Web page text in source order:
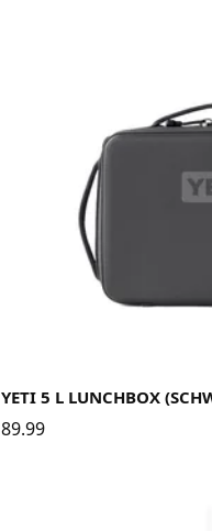
YETI 5 L LUNCHBOX
89.99